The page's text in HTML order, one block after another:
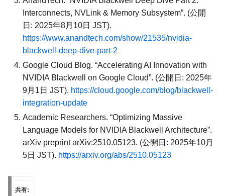
Interconnects, NVLink & Memory Subsystem”. (公開
日: 2025年8月10日 JST).
https://www.anandtech.com/show/21535/nvidia-
blackwell-deep-dive-part-2
Google Cloud Blog. “Accelerating AI Innovation with
NVIDIA Blackwell on Google Cloud”. (公開日: 2025年
9月1日 JST). https://cloud.google.com/blog/blackwell-
integration-update
Academic Researchers. “Optimizing Massive
Language Models for NVIDIA Blackwell Architecture”.
arXiv preprint arXiv:2510.05123. (公開日: 2025年10月
5日 JST). https://arxiv.org/abs/2510.05123
共有: